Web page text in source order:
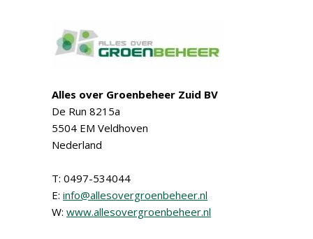
Alles over Groenbeheer Zuid BV
De Run 8215a
5504 EM Veldhoven
Nederland
T: 0497-534044
E: info@allesovergroenbeheer.nl
W: www.allesovergroenbeheer.nl